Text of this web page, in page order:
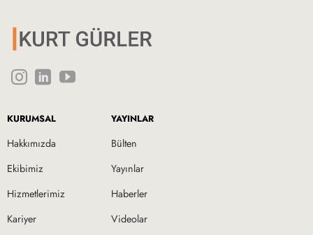
KURUMSAL
Hakkımızda
Ekibimiz
Hizmetlerimiz
Kariyer
YAYINLAR
Bülten
Yayınlar
Haberler
Videolar